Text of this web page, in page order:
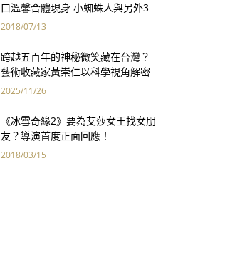
口溫馨合體現身 小蜘蛛人與另外3
個弟弟感情超好！
2018/07/13
跨越五百年的神秘微笑藏在台灣？
藝術收藏家黃崇仁以科學視角解密
「最年輕的蒙娜麗莎」
2025/11/26
《冰雪奇緣2》要為艾莎女王找女朋
友？導演首度正面回應！
2018/03/15